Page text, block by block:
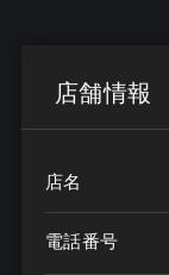
店舗情報
店名
電話番号